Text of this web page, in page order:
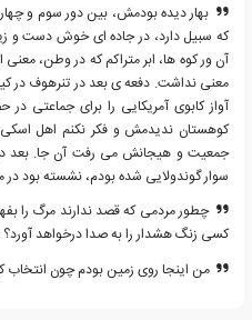
بهار دیده بودمش، بین دور سوم و
که سبیل دارد، در جاده ای خوش دست و
آن ور کوه ها، ابر متراکم که در وطن، معنی
معنی نداشت. دفعه ی بعد در تنرهوف در
آواز کابوی آمریکایی را برای جماعتی
کوهستان ندیدمش و فکر نکنم اهل
جمعیت و هیجانش می رفت آن جا. بعد
سوار گوندولایی شده بودم، نشسته بود
چطور مردمی که قصد ندارند مرگ را
کسی زنگ هشدار را به صدا درخواهد آورد؟
من اینجا روی زمین بودم چون انتخاب